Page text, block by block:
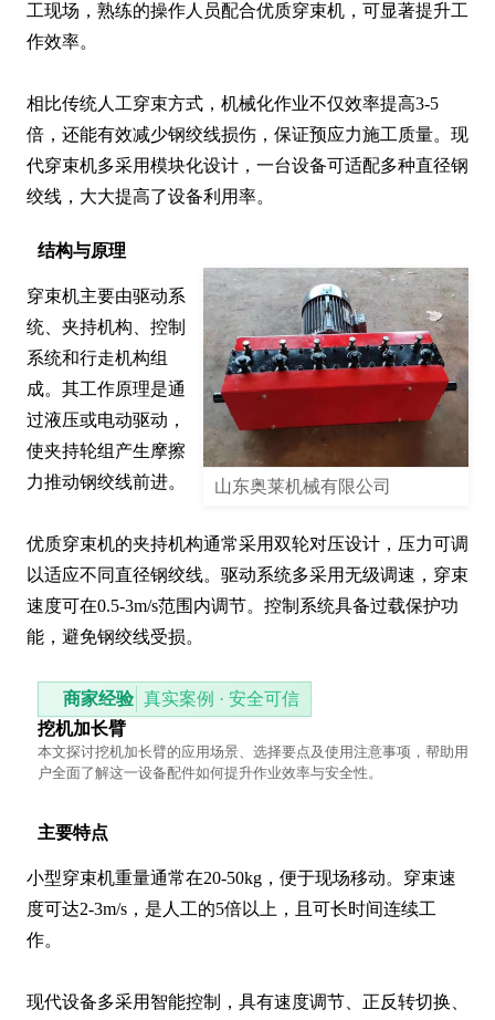
工现场，熟练的操作人员配合优质穿束机，可显著提升工
作效率。
相比传统人工穿束方式，机械化作业不仅效率提高3-5
倍，还能有效减少钢绞线损伤，保证预应力施工质量。现
代穿束机多采用模块化设计，一台设备可适配多种直径钢
绞线，大大提高了设备利用率。
结构与原理
山东奥莱机械有限公司
穿束机主要由驱动系
统、夹持机构、控制
系统和行走机构组
成。其工作原理是通
过液压或电动驱动，
使夹持轮组产生摩擦
力推动钢绞线前进。
优质穿束机的夹持机构通常采用双轮对压设计，压力可调
以适应不同直径钢绞线。驱动系统多采用无级调速，穿束
速度可在0.5-3m/s范围内调节。控制系统具备过载保护功
能，避免钢绞线受损。
商家经验 真实案例 · 安全可信
挖机加长臂
本文探讨挖机加长臂的应用场景、选择要点及使用注意事项，帮助用
户全面了解这一设备配件如何提升作业效率与安全性。
主要特点
小型穿束机重量通常在20-50kg，便于现场移动。穿束速
度可达2-3m/s，是人工的5倍以上，且可长时间连续工
作。
现代设备多采用智能控制，具有速度调节、正反转切换、